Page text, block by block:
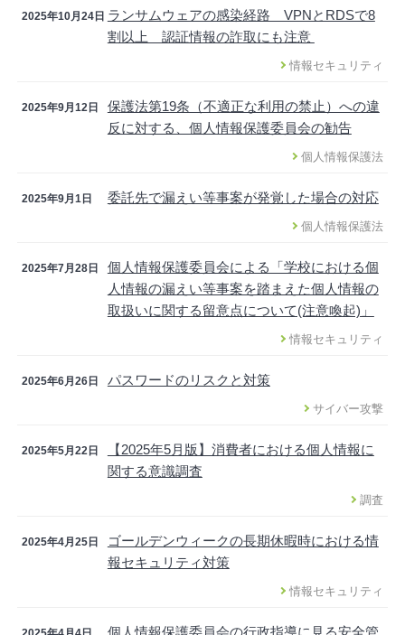
2025年10月24日 ランサムウェアの感染経路 VPNとRDSで8
割以上 認証情報の詐取にも注意
情報セキュリティ
2025年9月12日
保護法第19条（不適正な利用の禁止）への違
反に対する、個人情報保護委員会の勧告
個人情報保護法
2025年9月1日 委託先で漏えい等事案が発覚した場合の対応
個人情報保護法
2025年7月28日
個人情報保護委員会による「学校における個
人情報の漏えい等事案を踏まえた個人情報の
取扱いに関する留意点について(注意喚起)」
情報セキュリティ
2025年6月26日 パスワードのリスクと対策
サイバー攻撃
2025年5月22日
【2025年5月版】消費者における個人情報に
関する意識調査
調査
2025年4月25日
ゴールデンウィークの長期休暇時における情
報セキュリティ対策
情報セキュリティ
個人情報保護委員会の行政指導に見る安全管